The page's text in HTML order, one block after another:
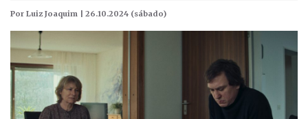
Por Luiz Joaquim | 26.10.2024 (sábado)